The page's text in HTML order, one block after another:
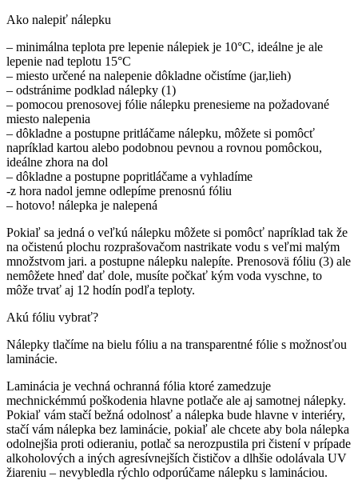
Ako nalepiť nálepku
– minimálna teplota pre lepenie nálepiek je 10°C, ideálne je ale
lepenie nad teplotu 15°C
– miesto určené na nalepenie dôkladne očistíme (jar,lieh)
– odstránime podklad nálepky (1)
– pomocou prenosovej fólie nálepku prenesieme na požadované
miesto nalepenia
– dôkladne a postupne pritláčame nálepku, môžete si pomôcť
napríklad kartou alebo podobnou pevnou a rovnou pomôckou,
ideálne zhora na dol
– dôkladne a postupne popritláčame a vyhladíme
-z hora nadol jemne odlepíme prenosnú fóliu
– hotovo! nálepka je nalepená
Pokiaľ sa jedná o veľkú nálepku môžete si pomôcť napríklad tak že
na očistenú plochu rozprašovačom nastrikate vodu s veľmi malým
množstvom jari. a postupne nálepku nalepíte. Prenosovä fóliu (3) ale
nemôžete hneď dať dole, musíte počkať kým voda vyschne, to
môže trvať aj 12 hodín podľa teploty.
Akú fóliu vybrať?
Nálepky tlačíme na bielu fóliu a na transparentné fólie s možnosťou
laminácie.
Laminácia je vechná ochranná fólia ktoré zamedzuje
mechnickémmú poškodenia hlavne potlače ale aj samotnej nálepky.
Pokiaľ vám stačí bežná odolnosť a nálepka bude hlavne v interiéry,
stačí vám nálepka bez laminácie, pokiaľ ale chcete aby bola nálepka
odolnejšia proti odieraniu, potlač sa nerozpustila pri čistení v prípade
alkoholových a iných agresívnejších čističov a dlhšie odolávala UV
žiareniu – nevybledla rýchlo odporúčame nálepku s lamináciou.